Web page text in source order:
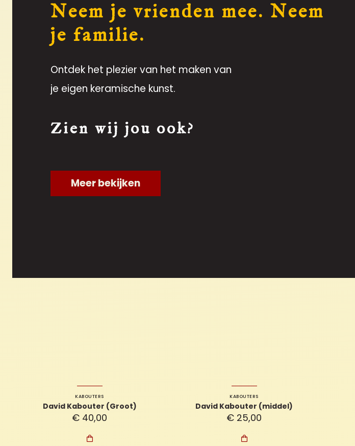
Neem je vrienden mee. Neem
je familie.
Ontdek het plezier van het maken van
je eigen keramische kunst.
Zien wij jou ook?
Meer bekijken
KABOUTERS
David Kabouter (Groot)
€ 40,00

KABOUTERS
David Kabouter (middel)
€ 25,00
